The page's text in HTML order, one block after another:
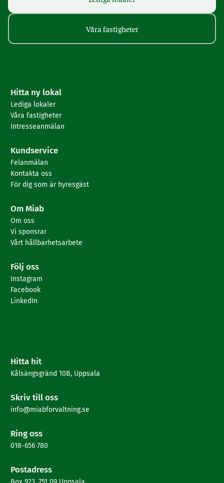
Våra fastigheter
Hitta ny lokal
Lediga lokaler
Våra fastigheter
Intresseanmälan
Kundservice
Felanmälan
Kontakta oss
För dig som är hyresgäst
Om Miab
Om oss
Vi sponsrar
Vårt hållbarhetsarbete
Följ oss
Instagram
Facebook
LinkedIn
Hitta hit
Kålsängsgränd 10B, Uppsala
Skriv till oss
info@miabforvaltning.se
Ring oss
018-656 780
Postadress